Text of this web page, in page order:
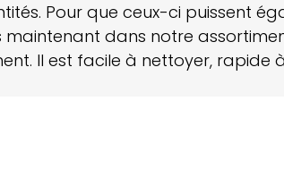
Pour que ceux-ci puissent
dans notre
Il est facile à nettoyer, rapide